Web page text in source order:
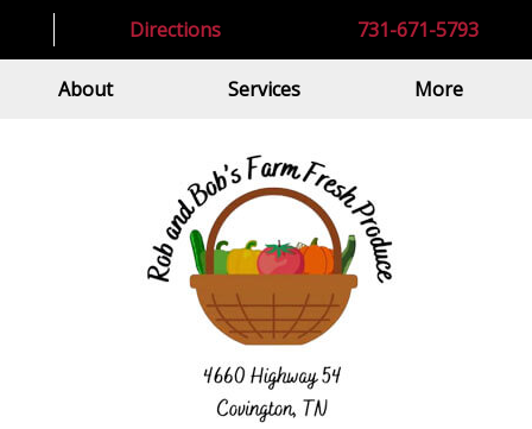
Directions 731-671-5793
About Services More